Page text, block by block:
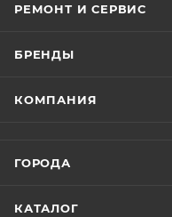
больших скоростях,
использовать
Очень
камуфляжного
РЕМОНТ И СЕРВИС
БРЕНДЫ
КОМПАНИЯ
ГОРОДА
КАТАЛОГ